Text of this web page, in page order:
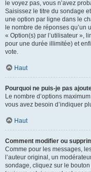
le voyez pas, vous n’avez
Saisissez le titre du sondage
une option par ligne dans le
le nombre de réponses qu’un
« Option(s) par l’utilisateur »,
pour une durée illimitée) et
vote.
Haut
Pourquoi ne puis-je pas
Le nombre d’options
vous avez besoin d’indiquer
Haut
Comment modifier ou
Comme pour les messages,
l’auteur original, un
sondage, cliquez sur le bouton